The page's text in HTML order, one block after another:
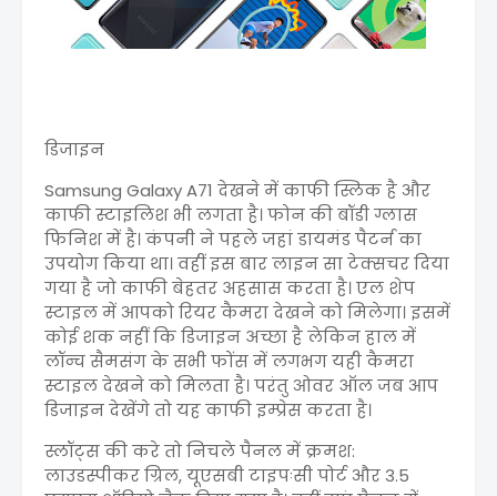
डिजाइन
Samsung Galaxy A71 देखने में काफी स्लिक है और
काफी स्टाइलिश भी लगता है। फोन की बॉडी ग्लास
फिनिश में है। कंपनी ने पहले जहां डायमंड पैटर्न का
उपयोग किया था। वहीं इस बार लाइन सा टेक्सचर दिया
गया है जो काफी बेहतर अहसास करता है। एल शेप
स्टाइल में आपको रियर कैमरा देखने को मिलेगा। इसमें
कोई शक नहीं कि डिजाइन अच्छा है लेकिन हाल में
लॉन्च सैमसंग के सभी फोंस में लगभग यही कैमरा
स्टाइल देखने को मिलता है। परंतु ओवर ऑल जब आप
डिजाइन देखेंगे तो यह काफी इम्प्रेस करता है।
स्लॉट्स की करे तो निचले पैनल में क्रमश:
लाउडस्पीकर ग्रिल, यूएसबी टाइपःसी पोर्ट और 3.5